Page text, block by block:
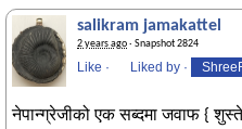
salikram jamakattel
2 years ago· Snapshot 2824
Like · Liked by ·
नेपान्ग्रेजीको एक सब्दमा जवाफ {